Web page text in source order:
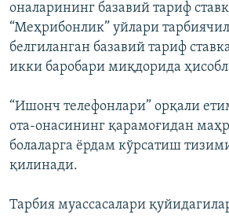
оналарининг базавий тариф
“Меҳрибонлик” уйлари
белгиланган базавий тариф
икки баробари миқдорида
“Ишонч телефонлари” орқали
ота-онасининг қарамоғидан
болаларга ёрдам кўрсатиш
қилинади.
Тарбия муассасалари